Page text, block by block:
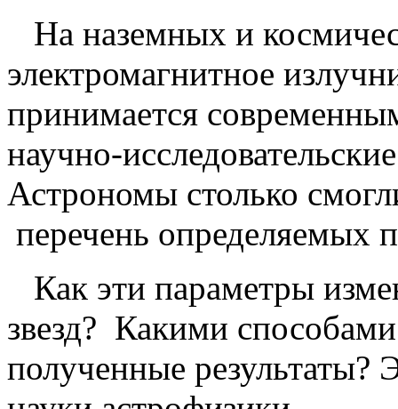
На наземных и
электромагнитное
принимается
научно-
Астрономы столько
перечень определяемых
Как эти параметры
звезд? Какими
полученные результаты?